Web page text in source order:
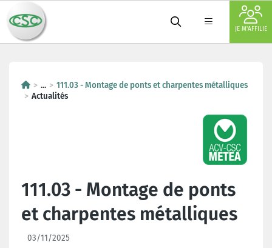
JE M'AFFILIE
...
111.03 - Montage de ponts et charpentes métalliques
Actualités
111.03 - Montage de ponts
et charpentes métalliques
03/11/2025